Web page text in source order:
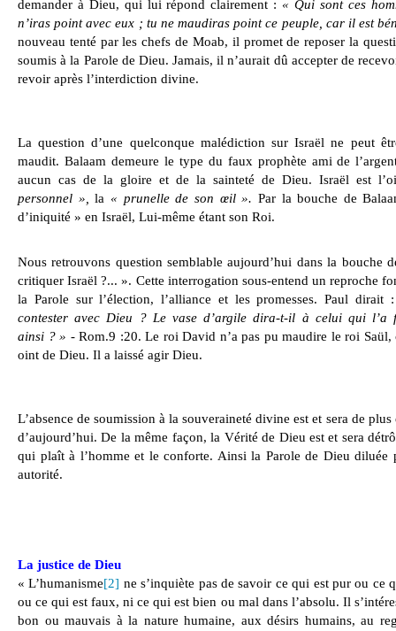
demander à Dieu, qui lui répond clairement :« Qui sont ces
n’iras point avec eux ; tu ne maudiras point ce peuple, car il est
nouveau tenté par les chefs de Moab, il promet de reposer la
soumis à la Parole de Dieu. Jamais, il n’aurait dû accepter de
revoir après l’interdiction divine.
La question d’une quelconque malédiction sur Israël ne peut
maudit. Balaam demeure le type du faux prophète ami de
aucun cas de la gloire et de la sainteté de Dieu. Israël est
personnel »,
la « prunelle de son œil ». Par la bouche de
d’iniquité » en Israël, Lui-même étant son Roi.
Nous retrouvons question semblable aujourd’hui dans la bouche
critiquer Israël ?... ». Cette interrogation sous-entend un reproche
la Parole sur l’élection, l’alliance et les promesses. Paul dirait
contester avec Dieu ? Le vase d’argile dira-t-il à celui qui l’a
ainsi ? » - Rom.9 :20. Le roi David n’a pas pu maudire le roi
oint de Dieu. Il a laissé agir Dieu.
L’absence de soumission à la souveraineté divine est et sera de
d’aujourd’hui. De la même façon, la Vérité de Dieu est et sera
qui plaît à l’homme et le conforte. Ainsi la Parole de Dieu diluée
autorité.
La justice de Dieu
« L’humanisme[2] ne s’inquiète pas de savoir ce qui est pur ou ce
ou ce qui est faux, ni ce qui est bien ou mal dans l’absolu. Il
bon ou mauvais à la nature humaine, aux désirs humains, au